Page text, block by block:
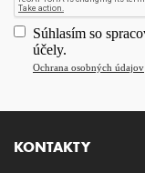
Súhlasím so
účely.
Ochrana osobných údajov
KONTAKTY